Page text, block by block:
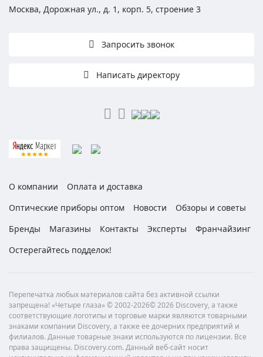
Москва, Дорожная ул., д. 1, корп. 5, строение 3
Запросить звонок
Написать директору
О компании
Оплата и доставка
Оптические приборы оптом
Новости
Обзоры и советы
Бренды
Магазины Контакты Эксперты
Франчайзинг
Остерегайтесь подделок!
Перепечатка любых материалов сайта без активной ссылки
запрещена! «Четыре глаза» © 2002-2026© 2026 Discovery, а также
соответствующие логотипы и торговые марки являются товарными
знаками компании Discovery, а также ее дочерних предприятий и
филиалов. Данные товарные знаки используются по лицензии. Все
права защищены. Discovery.com. Данный веб-сайт носит